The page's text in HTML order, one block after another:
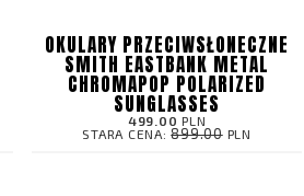
OKULARY PRZECIWSŁONECZNE
SMITH EASTBANK METAL
CHROMAPOP POLARIZED
SUNGLASSES
499.00 PLN
STARA CENA:899.00PLN